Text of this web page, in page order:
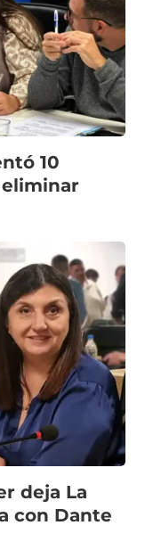
10
deja La
con Dante